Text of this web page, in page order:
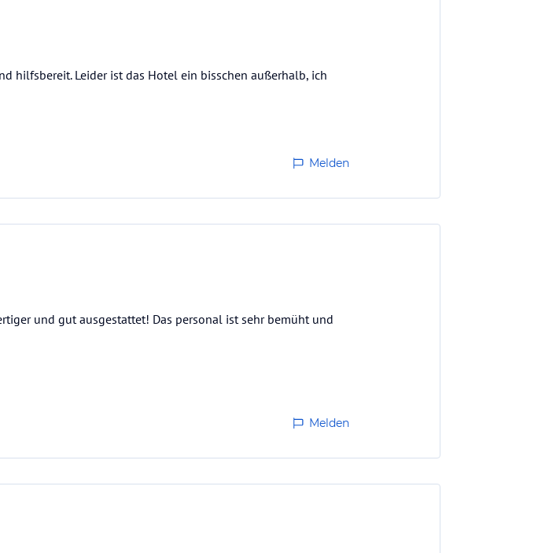
hilfsbereit. Leider ist das Hotel ein bisschen außerhalb, ich
Melden
und gut ausgestattet! Das personal ist sehr bemüht und
Melden